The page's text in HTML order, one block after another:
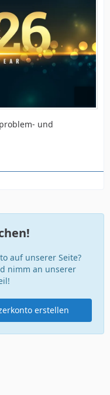
und
auf unserer Seite?
nimm an unserer
erstellen